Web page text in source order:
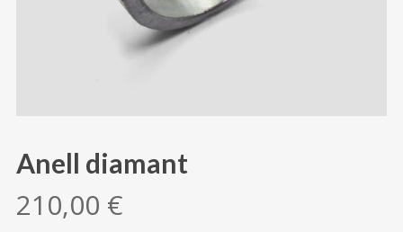
Anell diamant
210,00 €